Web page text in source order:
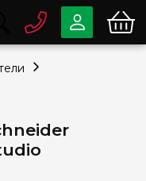
33-63-07
334-79-78
Telegram